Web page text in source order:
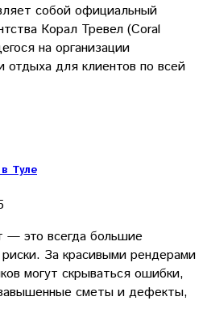
собой официальный
Корал Тревел (Coral
на организации
отдыха для клиентов по всей
Туле
— это всегда большие
За красивыми рендерами
могут скрываться ошибки,
сметы и дефекты,